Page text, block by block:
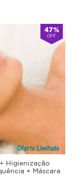
47%
OFF
Higienização
+ Máscara